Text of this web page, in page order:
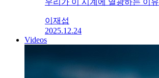
이재섭
2025.12.24
Videos